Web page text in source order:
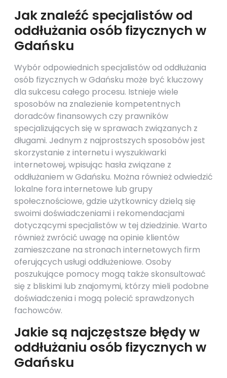
Jak znaleźć specjalistów od
oddłużania osób fizycznych w
Gdańsku
Wybór odpowiednich specjalistów od oddłużania
osób fizycznych w Gdańsku może być kluczowy
dla sukcesu całego procesu. Istnieje wiele
sposobów na znalezienie kompetentnych
doradców finansowych czy prawników
specjalizujących się w sprawach związanych z
długami. Jednym z najprostszych sposobów jest
skorzystanie z internetu i wyszukiwarki
internetowej, wpisując hasła związane z
oddłużaniem w Gdańsku. Można również odwiedzić
lokalne fora internetowe lub grupy
społecznościowe, gdzie użytkownicy dzielą się
swoimi doświadczeniami i rekomendacjami
dotyczącymi specjalistów w tej dziedzinie. Warto
również zwrócić uwagę na opinie klientów
zamieszczane na stronach internetowych firm
oferujących usługi oddłużeniowe. Osoby
poszukujące pomocy mogą także skonsultować
się z bliskimi lub znajomymi, którzy mieli podobne
doświadczenia i mogą polecić sprawdzonych
fachowców.
Jakie są najczęstsze błędy w
oddłużaniu osób fizycznych w
Gdańsku